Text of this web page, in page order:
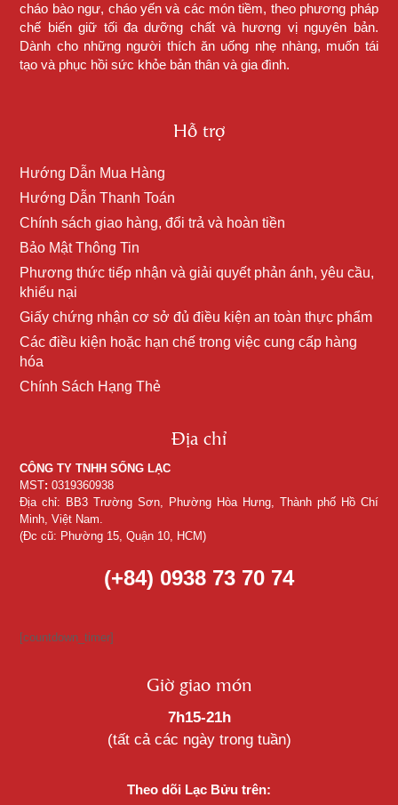
cháo bào ngư, cháo yến và các món tiềm, theo phương pháp
chế biến giữ tối đa dưỡng chất và hương vị nguyên bản.
Dành cho những người thích ăn uống nhẹ nhàng, muốn tái
tạo và phục hồi sức khỏe bản thân và gia đình.
Hỗ trợ
Hướng Dẫn Mua Hàng
Hướng Dẫn Thanh Toán
Chính sách giao hàng, đổi trả và hoàn tiền
Bảo Mật Thông Tin
Phương thức tiếp nhận và giải quyết phản ánh, yêu cầu,
khiếu nại
Giấy chứng nhận cơ sở đủ điều kiện an toàn thực phẩm
Các điều kiện hoặc hạn chế trong việc cung cấp hàng
hóa
Chính Sách Hạng Thẻ
Địa chỉ
CÔNG TY TNHH SỐNG LẠC
MST: 0319360938
Địa chỉ: BB3 Trường Sơn, Phường Hòa Hưng, Thành phố Hồ Chí
Minh, Việt Nam.
(Đc cũ: Phường 15, Quận 10, HCM)
(+84) 0938 73 70 74
[countdown_timer]
Giờ giao món
7h15-21h
(tất cả các ngày trong tuần)
Theo dõi Lạc Bửu trên: